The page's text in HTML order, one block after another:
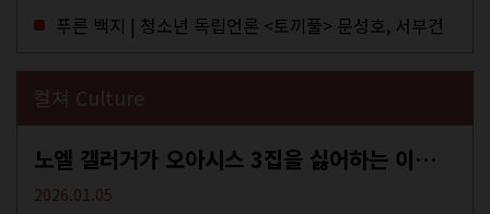
푸른 백지 | 청소년 독립언론 <토끼풀> 문성호, 서부건
컬쳐 Culture
노엘 갤러거가 오아시스 3집을 싫어하는 이유 | DEFINITELY MAYBE, AGAIN
2026.01.05